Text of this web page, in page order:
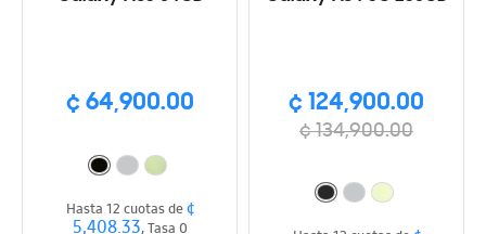
¢ 64,900.00
Hasta 12 cuotas de¢
¢ 124,900.00
¢ 134,900.00